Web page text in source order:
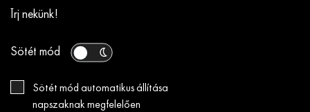
Írj nekünk!
Sötét mód
Sötét mód automatikus állítása
napszaknak megfelelően